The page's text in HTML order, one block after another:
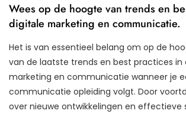
Wees op de hoogte van trends en
digitale marketing en communicatie.
Het is van essentieel belang om op de
van de laatste trends en best practices in
marketing en communicatie wanneer je
communicatie opleiding volgt. Door
over nieuwe ontwikkelingen en effectieve